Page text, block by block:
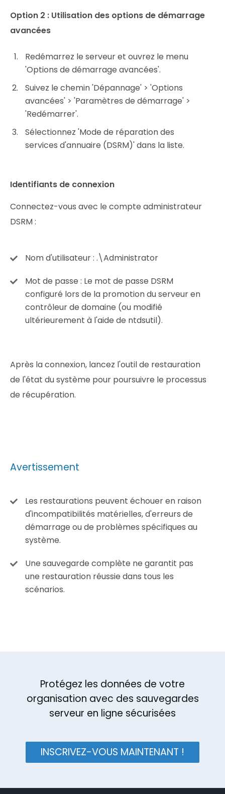
Option 2 : Utilisation des options de démarrage
avancées
Redémarrez le serveur et ouvrez le menu
'Options de démarrage avancées'.
Suivez le chemin 'Dépannage' > 'Options
avancées' > 'Paramètres de démarrage' >
'Redémarrer'.
Sélectionnez 'Mode de réparation des
services d'annuaire (DSRM)' dans la liste.
Identifiants de connexion
Connectez-vous avec le compte administrateur
DSRM :
Nom d'utilisateur : .\Administrator
Mot de passe : Le mot de passe DSRM
configuré lors de la promotion du serveur en
contrôleur de domaine (ou modifié
ultérieurement à l'aide de ntdsutil).
Après la connexion, lancez l'outil de restauration
de l'état du système pour poursuivre le processus
de récupération.
Avertissement
Les restaurations peuvent échouer en raison
d'incompatibilités matérielles, d'erreurs de
démarrage ou de problèmes spécifiques au
système.
Une sauvegarde complète ne garantit pas
une restauration réussie dans tous les
scénarios.
Protégez les données de votre
organisation avec des sauvegardes
serveur en ligne sécurisées
INSCRIVEZ-VOUS MAINTENANT !